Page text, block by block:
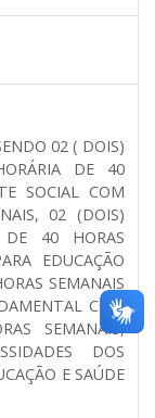
02 ( DOIS)
DE 40
SOCIAL COM
02 (DOIS)
DE 40 HORAS
EDUCAÇÃO
SEMANAIS
COM
SEMANAIS,
DOS
E SAÚDE